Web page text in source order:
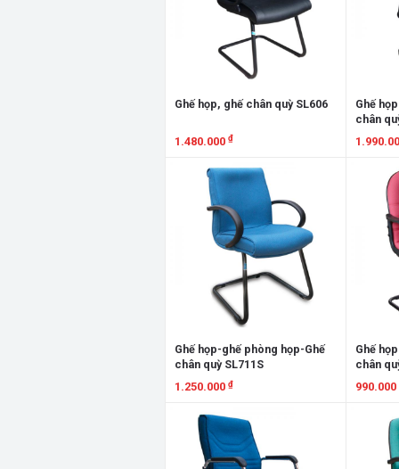
Ghế họp, ghế chân quỳ SL606
1.480.000 ₫
Xem chi tiết
Ghế
chân
Xem
Ghế họp-ghế phòng họp-Ghế
chân quỳ SL711S
1.250.000 ₫
Xem chi tiết
Ghế
chân
990.000